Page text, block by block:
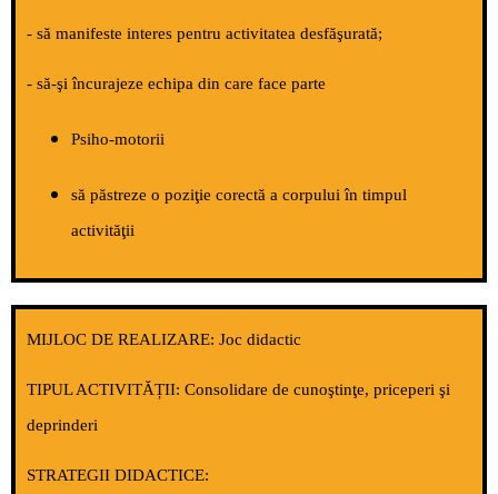
- să manifeste interes pentru activitatea desfăşurată;
- să-şi încurajeze echipa din care face parte
Psiho-motorii
să păstreze o poziţie corectă a corpului în timpul
activităţii
MIJLOC DE REALIZARE: Joc didactic
TIPUL ACTIVITĂȚII: Consolidare de cunoştinţe, priceperi şi
deprinderi
STRATEGII DIDACTICE: